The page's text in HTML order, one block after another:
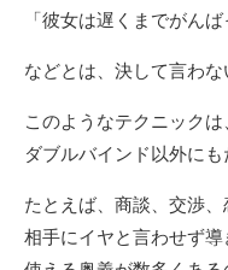
「彼女は遅くまでがんば
などとは、決して言わな
このようなテクニックは
ダブルバインド以外にも
たとえば、商談、交渉、
相手にイヤと言わせず導